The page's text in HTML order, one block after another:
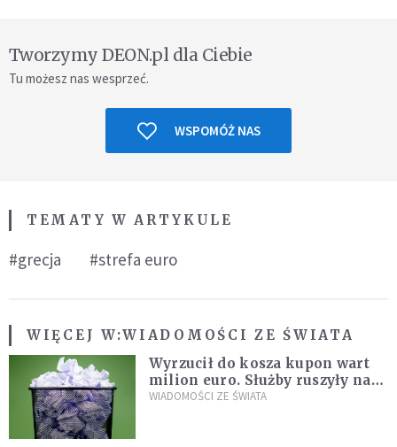
Tworzymy DEON.pl dla Ciebie
Tu możesz nas wesprzeć.
WSPOMÓŻ NAS
TEMATY W ARTYKULE
#grecja #strefa euro
WIĘCEJ W:WIADOMOŚCI ZE ŚWIATA
Wyrzucił do kosza kupon wart
milion euro. Służby ruszyły na
poszukiwania
WIADOMOŚCI ZE ŚWIATA